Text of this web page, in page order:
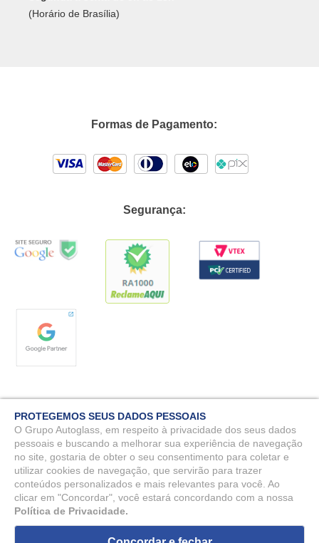
(Horário de Brasília)
Formas de Pagamento:
Segurança:
Autoglass© 2025 - Todos os direitos reservados. MG Vidros Automotivos
LTDA - CNPJ: 07.571.746/0009-51.
Rua Benjamin Constant, 90 - Nossa Sra. da Penha, Vila Velha - ES, 29110-
150 - DPO: Rafael Ramos Galvão - dpo@autoglass.com.br
PROTEGEMOS SEUS DADOS PESSOAIS
O Grupo Autoglass, em respeito à privacidade dos seus dados
pessoais e buscando a melhorar sua experiência de navegação
no site, gostaria de obter o seu consentimento para coletar e
utilizar cookies de navegação, que servirão para trazer
conteúdos personalizados e mais relevantes para você. Ao
clicar em "Concordar", você estará concordando com a nossa
Política de Privacidade.